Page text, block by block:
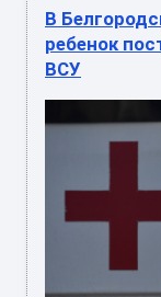
В
ребенок
ВСУ